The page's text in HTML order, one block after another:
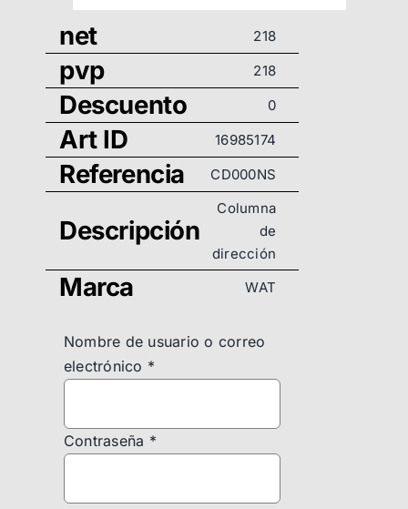
net 218
pvp 218
Descuento 0
Art ID 16985174
Referencia CD000NS
Descripción
Columna
de
dirección
Marca WAT
Nombre de usuario o correo
electrónico *
Contraseña *